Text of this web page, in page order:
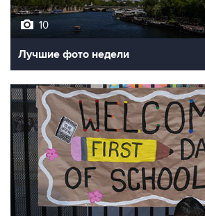
10
Лучшие фото недели